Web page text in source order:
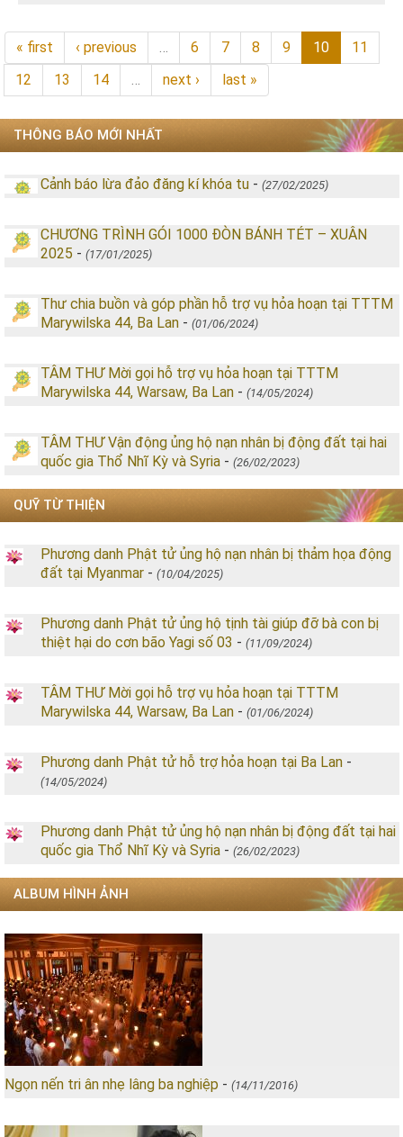
« first ‹ previous 6 7 8 9 10
11
12
13 14 next › last »
THÔNG BÁO MỚI NHẤT
Cảnh báo lừa đảo đăng kí khóa tu - (27/02/2025)
CHƯƠNG TRÌNH GÓI 1000 ĐÒN BÁNH TÉT – XUÂN
2025 - (17/01/2025)
Thư chia buồn và góp phần hỗ trợ vụ hỏa hoạn tại TTTM
Marywilska 44, Ba Lan - (01/06/2024)
TÂM THƯ Mời gọi hỗ trợ vụ hỏa hoạn tại TTTM
Marywilska 44, Warsaw, Ba Lan - (14/05/2024)
TÂM THƯ Vận động ủng hộ nạn nhân bị động đất tại hai
quốc gia Thổ Nhĩ Kỳ và Syria - (26/02/2023)
QUỸ TỪ THIỆN
Phương danh Phật tử ủng hộ nạn nhân bị thảm họa động
đất tại Myanmar - (10/04/2025)
Phương danh Phật tử ủng hộ tịnh tài giúp đỡ bà con bị
thiệt hại do cơn bão Yagi số 03 - (11/09/2024)
TÂM THƯ Mời gọi hỗ trợ vụ hỏa hoạn tại TTTM
Marywilska 44, Warsaw, Ba Lan - (01/06/2024)
Phương danh Phật tử hỗ trợ hỏa hoạn tại Ba Lan -
(14/05/2024)
Phương danh Phật tử ủng hộ nạn nhân bị động đất tại hai
quốc gia Thổ Nhĩ Kỳ và Syria - (26/02/2023)
ALBUM HÌNH ẢNH
Ngọn nến tri ân nhẹ lâng ba nghiệp - (14/11/2016)